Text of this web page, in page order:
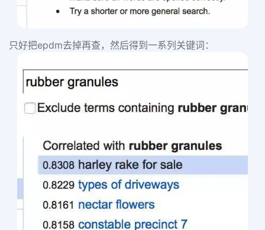
只好把epdm去掉再查，然后得到一系列关键词：